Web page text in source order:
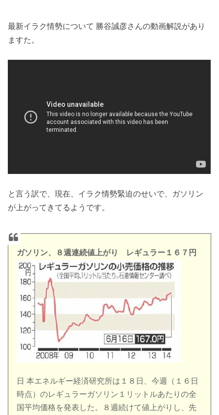
最新イラク情勢について 勝谷誠彦さんの動画解説があり
ますた。
と言う訳で、現在、イラク情勢緊迫のせいで、ガソリン
が上がってきてるようです。
ガソリン、８週連続値上がり レギュラー１６７円
日 本エネルギー経済研究所は１８日、今週（１６日
時点）のレギュラーガソリン１リットルあたりの全
国平均価格を発表した。８週続けて値上がりし、先